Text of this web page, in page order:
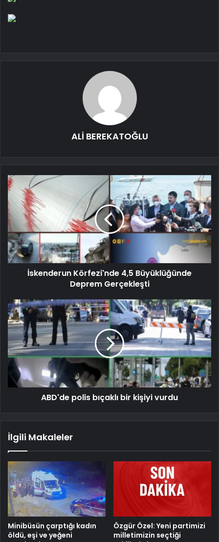
ALİ BEREKATOĞLU
İskenderun Körfezi'nde 4,5 Büyüklüğünde
Deprem Gerçekleşti
ABD'de polis bıçaklı bir kişiyi vurdu
İlgili Makaleler
Minibüsün çarptığı kadın
öldü, eşi ve yeğeni
Özgür Özel: Yeni partimizi
milletimizin seçtiği